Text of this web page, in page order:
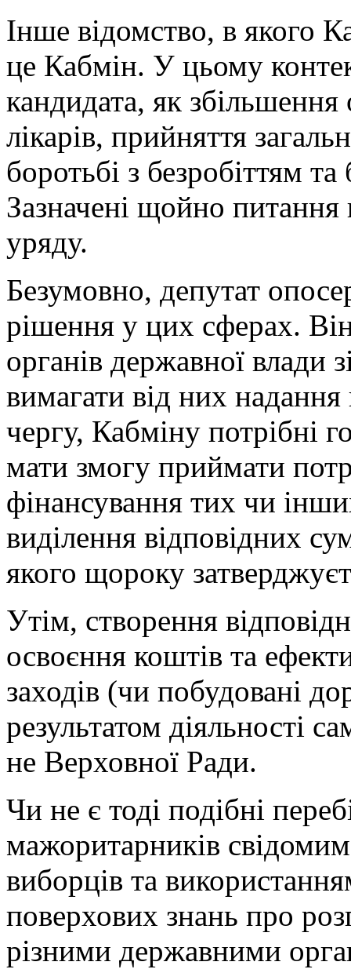
Інше відомство, в якого
це Кабмін. У цьому
кандидата, як збільшення
лікарів, прийняття
боротьбі з безробіттям
Зазначені щойно питання
уряду.
Безумовно, депутат
рішення у цих сферах.
органів державної влади
вимагати від них
чергу, Кабміну потрібні
мати змогу приймати
фінансування тих чи
виділення відповідних
якого щороку
Утім, створення
освоєння коштів та
заходів (чи побудовані
результатом діяльності
не Верховної Ради.
Чи не є тоді подібні
мажоритарників
виборців та
поверхових знань про
різними державними